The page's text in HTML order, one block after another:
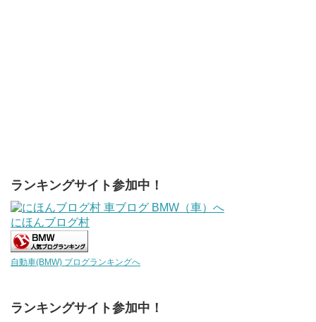
ランキングサイト参加中！
にほんブログ村
自動車(BMW) ブログランキングへ
ランキングサイト参加中！